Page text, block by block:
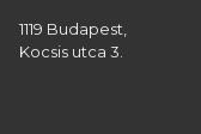
1119 Budapest,
Kocsis utca 3.